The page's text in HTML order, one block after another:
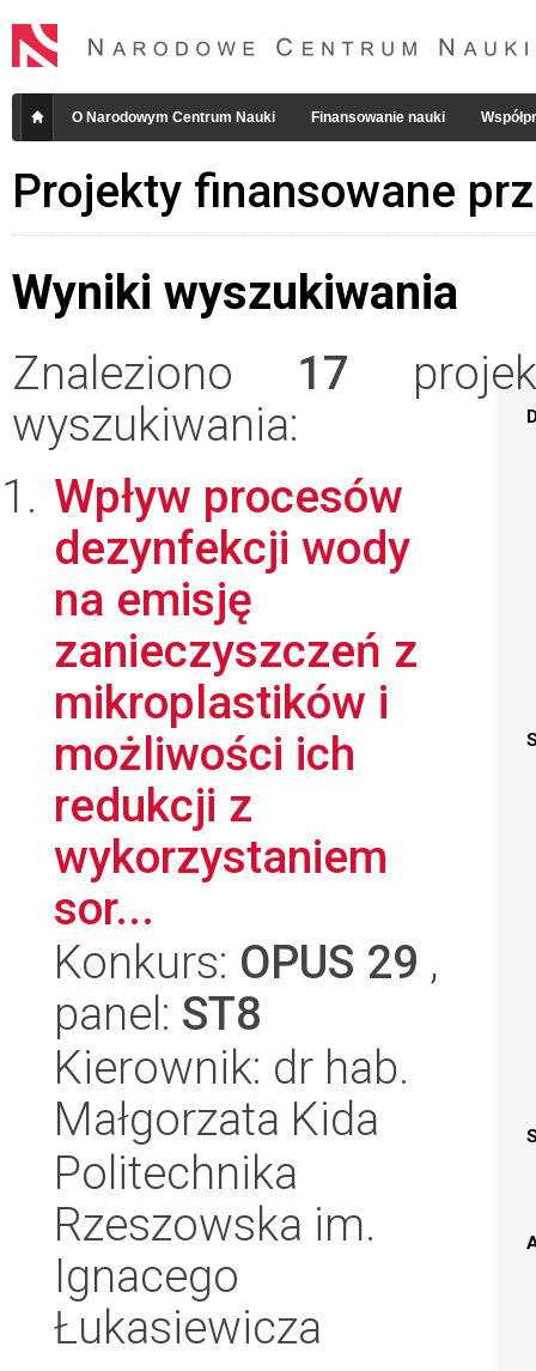
O Narodowym Centrum Nauki Finansowanie nauki
Projekty finansowane
Wyniki wyszukiwania
Znaleziono 17
wyszukiwania:
Wpływ procesów
dezynfekcji wody
na emisję
zanieczyszczeń z
mikroplastików i
możliwości ich
redukcji z
wykorzystaniem
sor...
Konkurs: OPUS 29 ,
panel: ST8
Kierownik: dr hab.
Małgorzata Kida
Politechnika
Rzeszowska im.
Ignacego
Łukasiewicza